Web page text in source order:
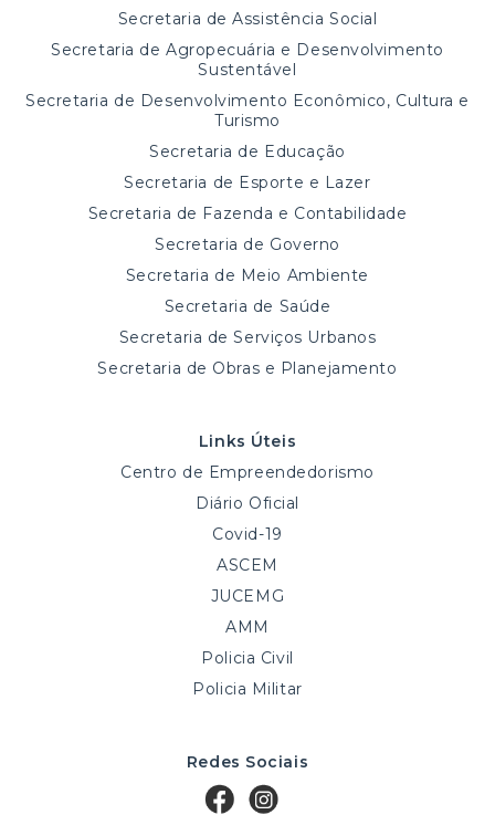
Secretaria de Assistência Social
Secretaria de Agropecuária e Desenvolvimento
Sustentável
Secretaria de Desenvolvimento Econômico, Cultura e
Turismo
Secretaria de Educação
Secretaria de Esporte e Lazer
Secretaria de Fazenda e Contabilidade
Secretaria de Governo
Secretaria de Meio Ambiente
Secretaria de Saúde
Secretaria de Serviços Urbanos
Secretaria de Obras e Planejamento
Links Úteis
Centro de Empreendedorismo
Diário Oficial
Covid-19
ASCEM
JUCEMG
AMM
Policia Civil
Policia Militar
Redes Sociais